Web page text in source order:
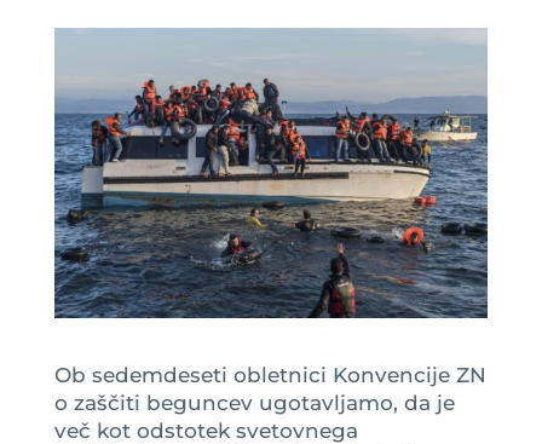
Ob sedemdeseti obletnici Konvencije ZN
o zaščiti beguncev ugotavljamo, da je
več kot odstotek svetovnega